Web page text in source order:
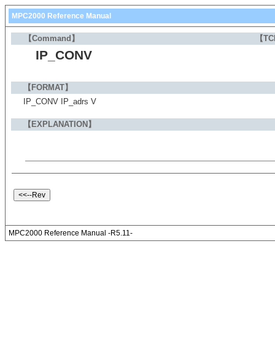
MPC2000 Reference Manual
【Command】 【
IP_CONV
【FORMAT】
IP_CONV IP_adrs V
【EXPLANATION】
MPC2000 Reference Manual -R5.11-